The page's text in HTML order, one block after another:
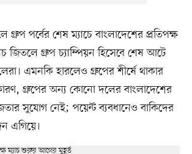
পর্বের শেষ ম্যাচে বাংলাদেশের প্রতিপক্ষ
জিতলে গ্রুপ চ্যাম্পিয়ন হিসেবে শেষ আটে
এমনকি হারলেও গ্রুপের শীর্ষে থাকার
গ্রুপের অন্য কোনো দলের বাংলাদেশের
সুযোগ নেই; পয়েন্ট ব্যবধানেও বাকিদের
এগিয়ে।